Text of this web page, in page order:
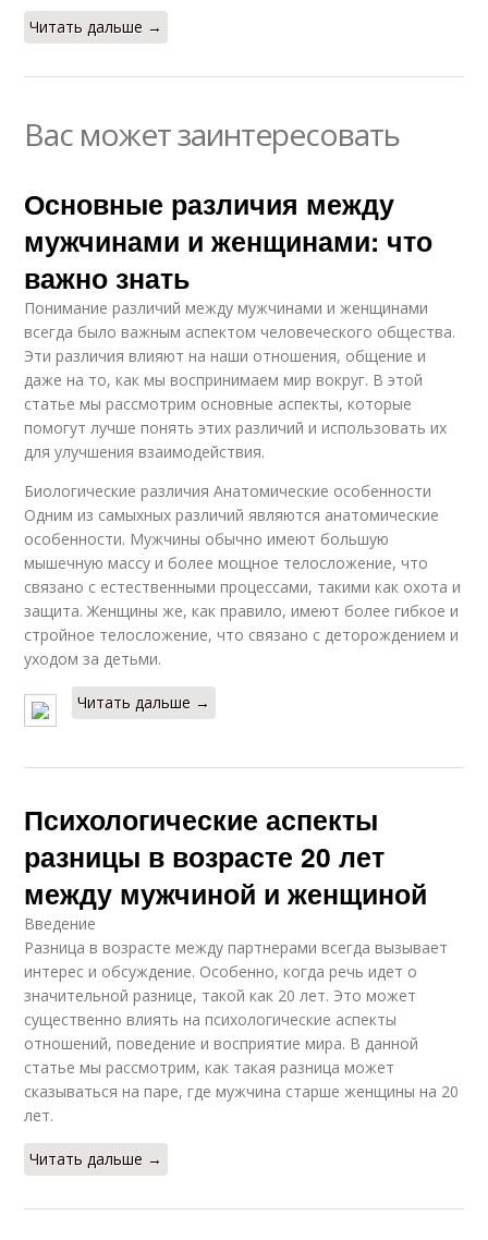
Читать дальше →
Вас может заинтересовать
Основные различия между
мужчинами и женщинами: что
важно знать
Понимание различий между мужчинами и женщинами
всегда было важным аспектом человеческого общества.
Эти различия влияют на наши отношения, общение и
даже на то, как мы воспринимаем мир вокруг. В этой
статье мы рассмотрим основные аспекты, которые
помогут лучше понять этих различий и использовать их
для улучшения взаимодействия.
Биологические различия Анатомические особенности
Одним из самыхных различий являются анатомические
особенности. Мужчины обычно имеют большую
мышечную массу и более мощное телосложение, что
связано с естественными процессами, такими как охота и
защита. Женщины же, как правило, имеют более гибкое и
стройное телосложение, что связано с деторождением и
уходом за детьми.
Читать дальше →
Психологические аспекты
разницы в возрасте 20 лет
между мужчиной и женщиной
Введение
Разница в возрасте между партнерами всегда вызывает
интерес и обсуждение. Особенно, когда речь идет о
значительной разнице, такой как 20 лет. Это может
существенно влиять на психологические аспекты
отношений, поведение и восприятие мира. В данной
статье мы рассмотрим, как такая разница может
сказываться на паре, где мужчина старше женщины на 20
лет.
Читать дальше →